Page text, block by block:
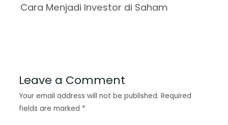
Cara Menjadi Investor di Saham
Leave a Comment
Your email address will not be published. Required
fields are marked *